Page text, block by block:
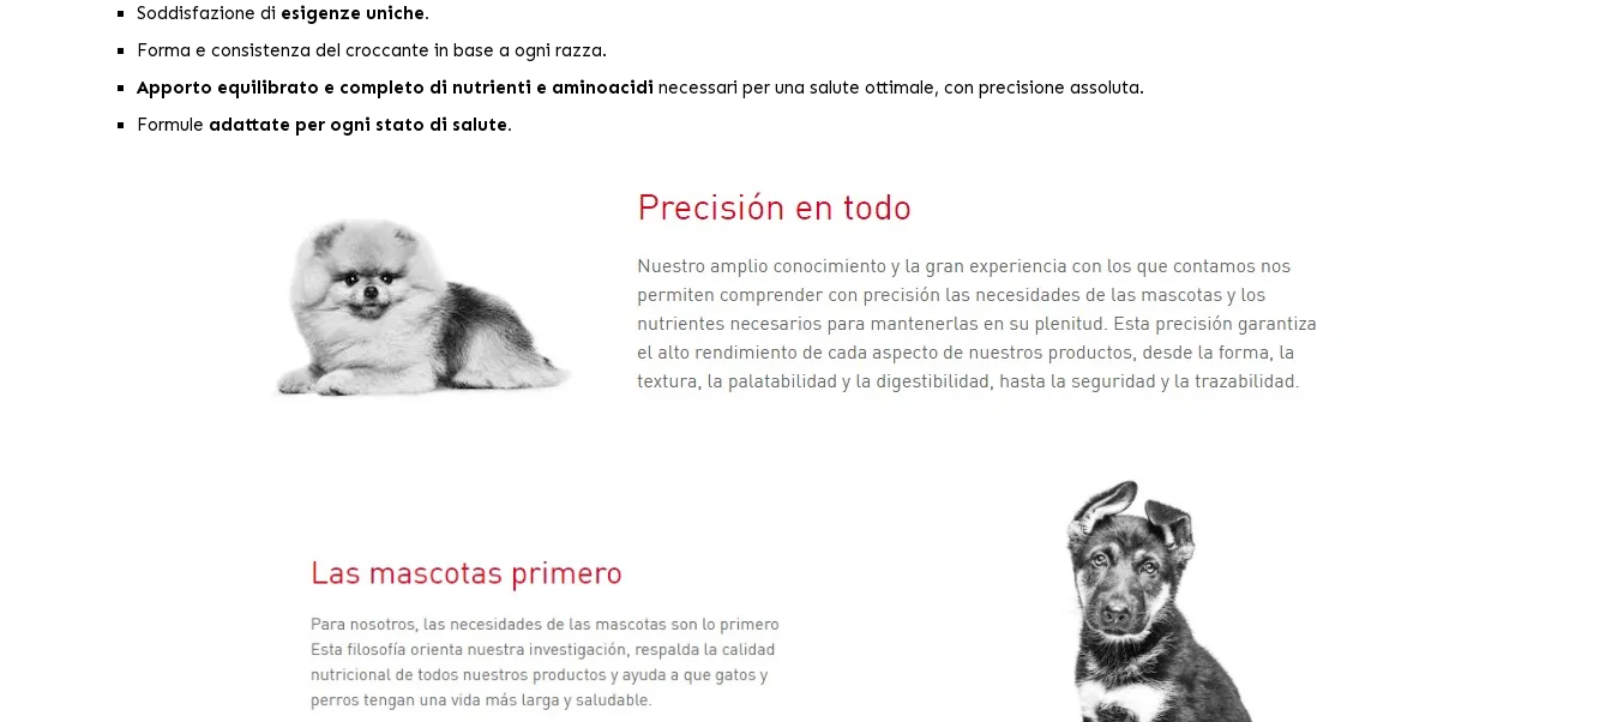
Soddisfazione di esigenze uniche.
Forma e consistenza del croccante in base a ogni razza.
Apporto equilibrato e completo di nutrienti e aminoacidi necessari per una salute ottimale, con precisione assoluta.
Formule adattate per ogni stato di salute.